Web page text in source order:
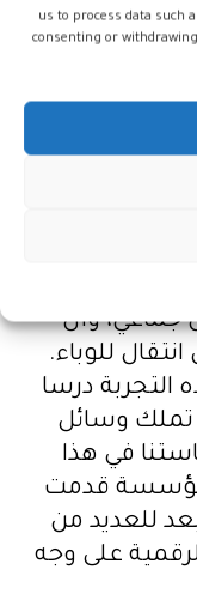
us to process data such
consenting or
على قطاع
الجائحة
وأننا
وأن
للوباء.
التجربة درسا
تملك وسائل
في هذا
قدمت
للعديد من
على وجه